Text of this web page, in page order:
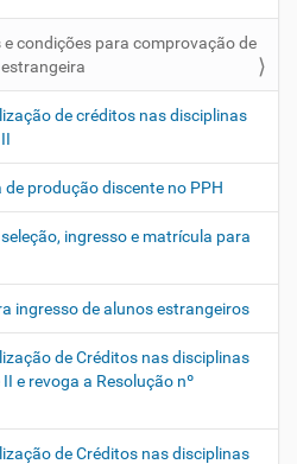
condições para comprovação de
de créditos nas disciplinas
produção discente no PPH
ingresso e matrícula para
ingresso de alunos estrangeiros
de Créditos nas disciplinas
e revoga a Resolução nº
de Créditos nas disciplinas